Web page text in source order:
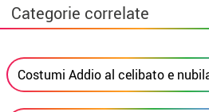
Categorie correlate
Costumi Addio al celibato e